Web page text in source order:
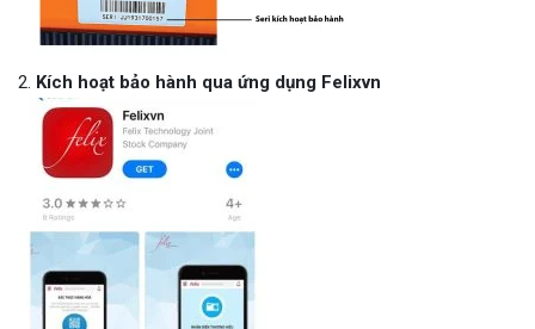
Kích hoạt bảo hành qua ứng dụng Felixvn